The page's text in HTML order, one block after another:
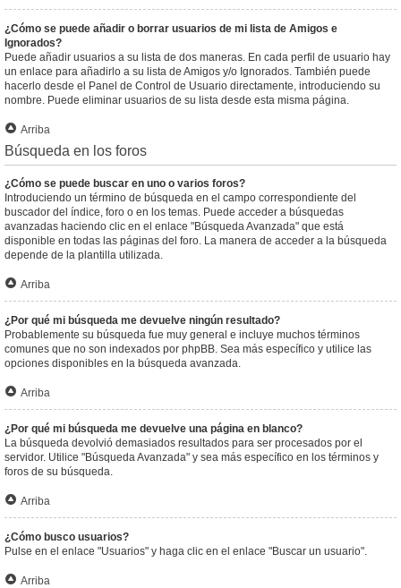
¿Cómo se puede añadir o borrar usuarios de mi lista de Amigos e
Ignorados?
Puede añadir usuarios a su lista de dos maneras. En cada perfil de usuario hay
un enlace para añadirlo a su lista de Amigos y/o Ignorados. También puede
hacerlo desde el Panel de Control de Usuario directamente, introduciendo su
nombre. Puede eliminar usuarios de su lista desde esta misma página.
Arriba
Búsqueda en los foros
¿Cómo se puede buscar en uno o varios foros?
Introduciendo un término de búsqueda en el campo correspondiente del
buscador del índice, foro o en los temas. Puede acceder a búsquedas
avanzadas haciendo clic en el enlace "Búsqueda Avanzada" que está
disponible en todas las páginas del foro. La manera de acceder a la búsqueda
depende de la plantilla utilizada.
Arriba
¿Por qué mi búsqueda me devuelve ningún resultado?
Probablemente su búsqueda fue muy general e incluye muchos términos
comunes que no son indexados por phpBB. Sea más específico y utilice las
opciones disponibles en la búsqueda avanzada.
Arriba
¿Por qué mi búsqueda me devuelve una página en blanco?
La búsqueda devolvió demasiados resultados para ser procesados por el
servidor. Utilice "Búsqueda Avanzada" y sea más específico en los términos y
foros de su búsqueda.
Arriba
¿Cómo busco usuarios?
Pulse en el enlace "Usuarios" y haga clic en el enlace "Buscar un usuario".
Arriba